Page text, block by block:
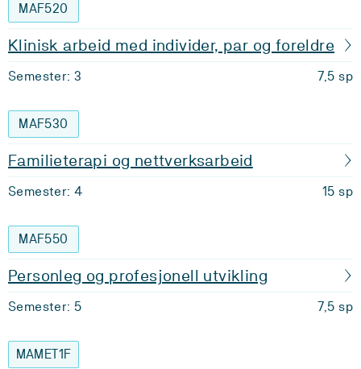
MAF520
Klinisk arbeid med individer, par og foreldre
Semester: 3 7,5 sp
MAF530
Familieterapi og nettverksarbeid
Semester: 4 15 sp
MAF550
Personleg og profesjonell utvikling
Semester: 5 7,5 sp
MAMET1F